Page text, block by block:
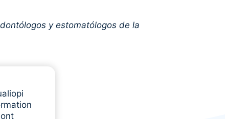
y estomatólogos de la